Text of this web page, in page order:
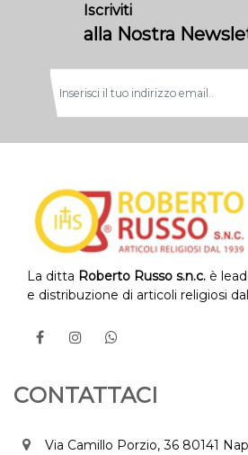
Iscriviti
alla Nostra
La ditta Roberto Russo s.n.c. è
e distribuzione di articoli religiosi
CONTATTACI
Via Camillo Porzio, 36 80141